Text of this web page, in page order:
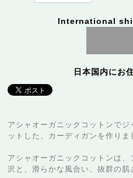
International
日本国内にお
アシャオーガニックコットンで
ットした、カーディガンを作りま
アシャオーガニックコットンは
沢と、滑らかな風合い、抜群の肌